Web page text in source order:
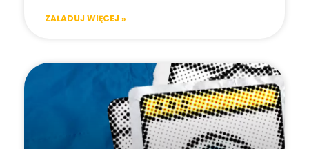
ZAŁADUJ WIĘCEJ »